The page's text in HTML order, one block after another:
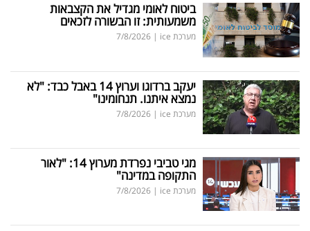
ביטוח לאומי מגדיל את הקצבאות
משמעותית: זו הבשורה לזכאים
מערכת ice |
7/8/2026
יעקב ברדוגו וערוץ 14 באבל כבד: "לא
נמצא איתנו. תנחומינו"
מערכת ice |
7/8/2026
מגי טביבי נפרדת מערוץ 14: "לאור
התקופה במדינה"
מערכת ice |
7/8/2026